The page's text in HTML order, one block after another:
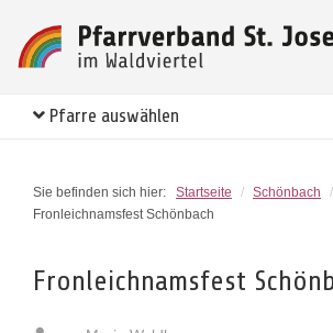
Pfarre auswählen
Sie befinden sich hier: Startseite / Schönbach /
Fronleichnamsfest Schönbach
Fronleichnamsfest